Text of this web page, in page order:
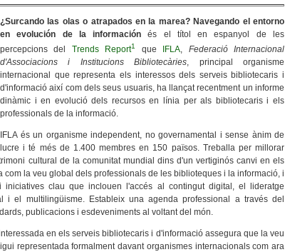
¿Surcando las olas o atrapados en la marea? Navegando el entorno
en evolución de la información és el títol en espanyol de les
percepcions del Trends Report1 que IFLA, Federació Internacional
d'Associacions i Institucions Bibliotecàries, principal organisme
internacional que representa els interessos dels serveis bibliotecaris i
d'informació així com dels seus usuaris, ha llançat recentment un informe
dinàmic i en evolució dels recursos en línia per als bibliotecaris i els
professionals de la informació.
IFLA és un organisme independent, no governamental i sense ànim de
lucre i té més de 1.400 membres en 150 països. Treballa per millorar
cultural de la comunitat mundial dins d'un vertiginós canvi en els
la veu global dels professionals de les biblioteques i la informació, i
clau que inclouen l'accés al contingut digital, el lideratge
i el multilingüisme. Estableix una agenda professional a través del
publicacions i esdeveniments al voltant del món.
en els serveis bibliotecaris i d'informació assegura que la veu
representada formalment davant organismes internacionals com ara